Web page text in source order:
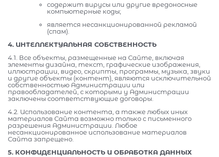
содержит вирусы или другие вредоносные
компьютерные коды;
является несанкционированной рекламой
(спам).
4. ИНТЕЛЛЕКТУАЛЬНАЯ СОБСТВЕННОСТЬ
4.1. Все объекты, размещенные на Сайте, включая
элементы дизайна, текст, графические изображения,
иллюстрации, видео, скрипты, программы, музыка, звуки
и другие объекты (контент), являются исключительной
собственностью Администрации или
правообладателей, с которыми у Администрации
заключены соответствующие договоры.
4.2. Использование контента, а также любых иных
материалов Сайта возможно только с письменного
разрешения Администрации. Любое
несанкционированное использование материалов
Сайта запрещено.
5. КОНФИДЕНЦИАЛЬНОСТЬ И ОБРАБОТКА ДАННЫХ